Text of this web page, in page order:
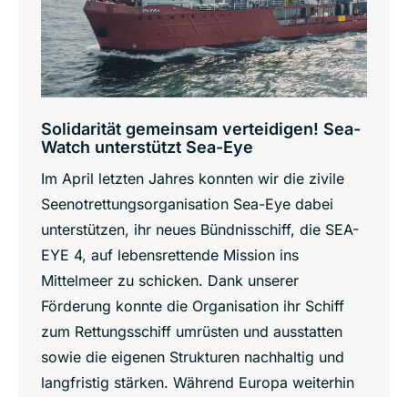
Solidarität gemeinsam verteidigen! Sea-
Watch unterstützt Sea-Eye
Im April letzten Jahres konnten wir die zivile
Seenotrettungsorganisation Sea-Eye dabei
unterstützen, ihr neues Bündnisschiff, die SEA-
EYE 4, auf lebensrettende Mission ins
Mittelmeer zu schicken. Dank unserer
Förderung konnte die Organisation ihr Schiff
zum Rettungsschiff umrüsten und ausstatten
sowie die eigenen Strukturen nachhaltig und
langfristig stärken. Während Europa weiterhin